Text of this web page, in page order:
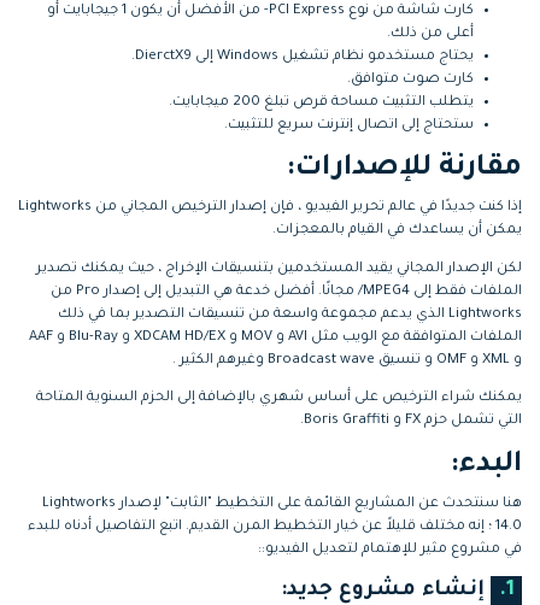
كارت شاشة من نوع PCI Express- من الأفضل أن يكون 1 جيجابايت أو
أعلى من ذلك.
يحتاج مستخدمو نظام تشغيل Windows إلى DierctX9.
كارت صوت متوافق.
يتطلب التثبيت مساحة قرص تبلغ 200 ميجابايت.
ستحتاج إلى اتصال إنترنت سريع للتثبيت.
مقارنة للإصدارات:
إذا كنت جديدًا في عالم تحرير الفيديو ، فإن إصدار الترخيص المجاني من Lightworks
يمكن أن يساعدك في القيام بالمعجزات.
لكن الإصدار المجاني يقيد المستخدمين بتنسيقات الإخراج ، حيث يمكنك تصدير
الملفات فقط إلى MPEG4/ مجانًا. أفضل خدعة هي التبديل إلى إصدار Pro من
Lightworks الذي يدعم مجموعة واسعة من تنسيقات التصدير بما في ذلك
الملفات المتوافقة مع الويب مثل AVI و MOV و XDCAM HD/EX و Blu-Ray و AAF
و XML و OMF و تنسيق Broadcast wave وغيرهم الكثير .
يمكنك شراء الترخيص على أساس شهري بالإضافة إلى الحزم السنوية المتاحة
التي تشمل حزم FX و Boris Graffiti.
البدء:
هنا سنتحدث عن المشاريع القائمة على التخطيط "الثابت" لإصدار Lightworks
14.0 ؛ إنه مختلف قليلاً عن خيار التخطيط المرن القديم. اتبع التفاصيل أدناه للبدء
في مشروع مثير للإهتمام لتعديل الفيديو::
1. إنشاء مشروع جديد: